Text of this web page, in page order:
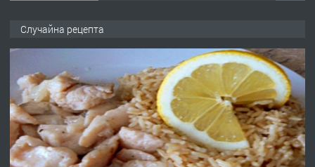
преди 9 часа
ПРЕДЛАГА Под НАЕМ двустаен Орфей
Случайна рецепта